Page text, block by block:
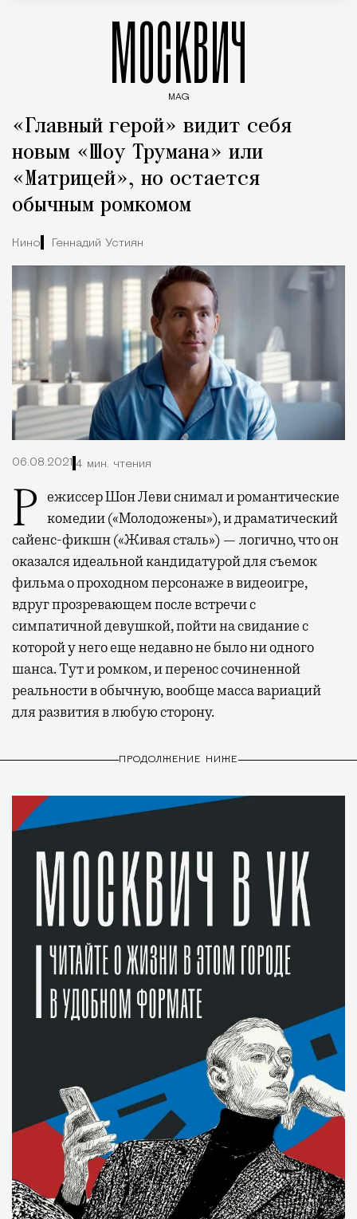
МОСКВИЧ
MAG
«Главный герой» видит себя
новым «Шоу Трумана» или
«Матрицей», но остается
обычным ромкомом
Кино Геннадий Устиян
06.08.2021 4 мин. чтения
Режиссер Шон Леви снимал и романтические комедии («Молодожены»), и драматический
сайенс-фикшн («Живая сталь») — логично, что он
оказался идеальной кандидатурой для съемок
фильма о проходном персонаже в видеоигре,
вдруг прозревающем после встречи с
симпатичной девушкой, пойти на свидание с
которой у него еще недавно не было ни одного
шанса. Тут и ромком, и перенос сочиненной
реальности в обычную, вообще масса вариаций
для развития в любую сторону.
ПРОДОЛЖЕНИЕ НИЖЕ